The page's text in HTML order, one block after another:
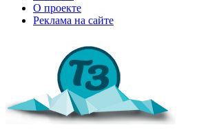
О проекте
Реклама на сайте